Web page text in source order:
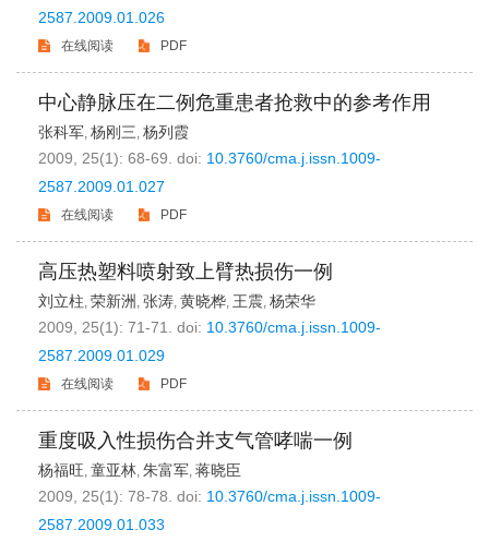
2587.2009.01.026
在线阅读 PDF
中心静脉压在二例危重患者抢救中的参考作用
张科军, 杨刚三, 杨列霞
2009, 25(1): 68-69. doi: 10.3760/cma.j.issn.1009-
2587.2009.01.027
在线阅读 PDF
高压热塑料喷射致上臂热损伤一例
刘立柱, 荣新洲 , 张涛, 黄晓桦, 王震, 杨荣华
2009, 25(1): 71-71. doi: 10.3760/cma.j.issn.1009-
2587.2009.01.029
在线阅读 PDF
重度吸入性损伤合并支气管哮喘一例
杨福旺, 童亚林, 朱富军, 蒋晓臣
2009, 25(1): 78-78. doi: 10.3760/cma.j.issn.1009-
2587.2009.01.033